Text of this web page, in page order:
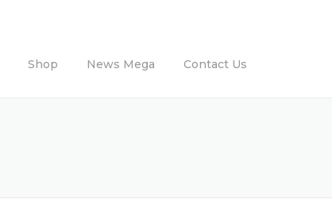
Shop News Mega Contact Us